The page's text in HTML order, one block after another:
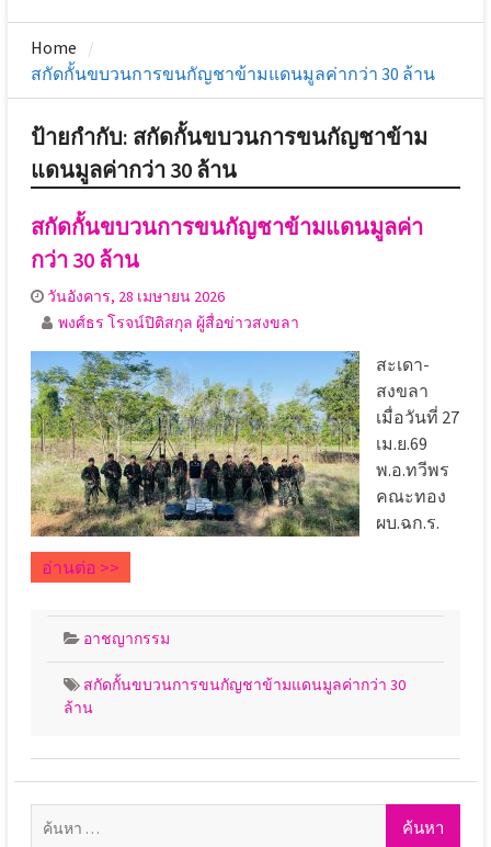
Home
สกัดกั้นขบวนการขนกัญชาข้ามแดนมูลค่ากว่า 30 ล้าน
ป้ายกำกับ: สกัดกั้นขบวนการขนกัญชาข้าม
แดนมูลค่ากว่า 30 ล้าน
สกัดกั้นขบวนการขนกัญชาข้ามแดนมูลค่า
กว่า 30 ล้าน
วันอังคาร, 28 เมษายน 2026
พงศ์ธร โรจน์ปิติสกุล ผู้สื่อข่าวสงขลา
สะเดา-
สงขลา
เมื่อวันที่ 27
เม.ย.69
พ.อ.ทวีพร
คณะทอง
ผบ.ฉก.ร.
อ่านต่อ >>
อาชญากรรม
สกัดกั้นขบวนการขนกัญชาข้ามแดนมูลค่ากว่า 30
ล้าน
ค้นหา